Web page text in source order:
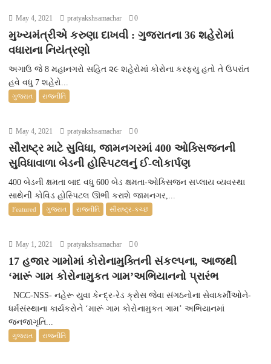
May 4, 2021 pratyakshsamachar 0
મુખ્યમંત્રીએ કરુણા દાખવી : ગુજરાતના 36 શહેરોમાં
વધારાના નિયંત્રણો
અગાઉ જે 8 મહાનગરો સહિત ૨૯ શહેરોમાં કોરોના કરફ્યુ હતો તે ઉપરાંત
હવે વધુ 7 શહેરો...
ગુજરાત રાજનીતિ
May 4, 2021 pratyakshsamachar 0
સૌરાષ્ટ્ર માટે સુવિધા, જામનગરમાં 400 ઓક્સિજનની
સુવિધાવાળા બેડની હોસ્પિટલનું ઈ-લોકાર્પણ
400 બેડની ક્ષમતા બાદ વધુ 600 બેડ ક્ષમતા-ઓક્સિજન સપ્લાય વ્યવસ્થા
સાથેની કોવિડ હોસ્પિટલ ઊભી કરાશે જામનગર,...
Featured ગુજરાત રાજનીતિ સૌરાષ્ટ્ર-કચ્છ
May 1, 2021 pratyakshsamachar 0
17 હજાર ગામોમાં કોરોનામુક્તિની સંકલ્પના, આજથી
‘મારૂં ગામ કોરોનામુકત ગામ’અભિયાનનો પ્રારંભ
NCC-NSS- નહેરૂ યુવા કેન્દ્ર-રેડ ક્રોસ જેવા સંગઠનોના સેવાકર્મીઓને-
ધર્મસંસ્થાના કાર્યકરોને ‘મારૂં ગામ કોરોનામુકત ગામ’ અભિયાનમાં
જનજાગૃતિ...
ગુજરાત રાજનીતિ